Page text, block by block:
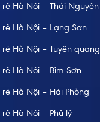
Hà Nội – Thái Nguyên
Hà Nội – Lạng Sơn
Hà Nội – Tuyên quang
Hà Nội – Bỉm Sơn
Hà Nội – Hải Phòng
Hà Nội – Phủ lý